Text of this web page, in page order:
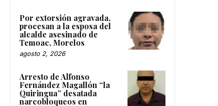
Por extorsión agravada,
procesan a la esposa del
alcalde asesinado de
Temoac, Morelos
agosto 2, 2026
Arresto de Alfonso
Fernández Magallón “la
Quiringua” desatada
narcobloqueos en